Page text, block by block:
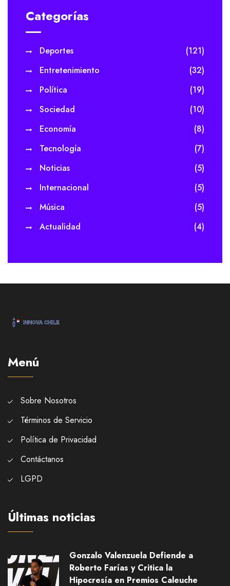
Categorías
Deportes
(121)
Entretenimiento
(32)
Política
(19)
Sociedad
(10)
Economía
(8)
Tecnología
(7)
Noticias
(5)
Internacional
(5)
Música
(5)
Actualidad
(4)
Menú
Sobre Nosotros
Términos de Servicio
Política de Privacidad
Contáctanos
LGPD
Últimas noticias
Gonzalo Valenzuela Defiende a
Roberto Farías y Critica la
Hipocresía en Premios Caleuche